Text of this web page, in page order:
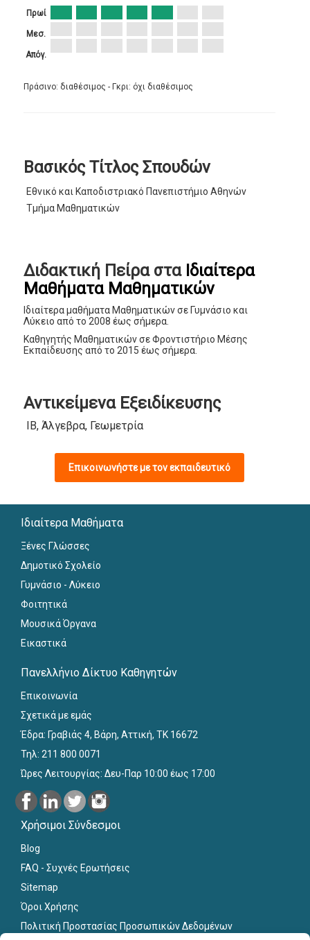
Πρωί
Μεσ.
Απόγ.
Πράσινο: διαθέσιμος - Γκρι: όχι διαθέσιμος
Βασικός Τίτλος Σπουδών
Εθνικό και Καποδιστριακό Πανεπιστήμιο Αθηνών
Τμήμα Μαθηματικών
Διδακτική Πείρα στα Ιδιαίτερα
Μαθήματα Μαθηματικών
Ιδιαίτερα μαθήματα Μαθηματικών σε Γυμνάσιο και
Λύκειο από το 2008 έως σήμερα.
Καθηγητής Μαθηματικών σε Φροντιστήριο Μέσης
Εκπαίδευσης από το 2015 έως σήμερα.
Αντικείμενα Εξειδίκευσης
IB, Άλγεβρα, Γεωμετρία
Επικοινωνήστε με τον εκπαιδευτικό
Ιδιαίτερα Μαθήματα
Ξένες Γλώσσες
Δημοτικό Σχολείο
Γυμνάσιο - Λύκειο
Φοιτητικά
Μουσικά Όργανα
Εικαστικά
Πανελλήνιο Δίκτυο Καθηγητών
Επικοινωνία
Σχετικά με εμάς
Έδρα: Γραβιάς 4, Βάρη, Αττική, ΤΚ 16672
Τηλ: 211 800 0071
Ώρες Λειτουργίας: Δευ-Παρ 10:00 έως 17:00
Χρήσιμοι Σύνδεσμοι
Blog
FAQ - Συχνές Ερωτήσεις
Sitemap
Όροι Χρήσης
Πολιτική Προστασίας Προσωπικών Δεδομένων